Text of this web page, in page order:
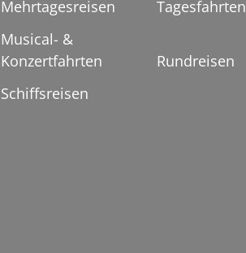
Mehrtagesreisen
Tagesfahrten
Musical- &
Konzertfahrten
Rundreisen
Schiffsreisen